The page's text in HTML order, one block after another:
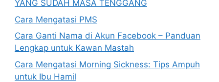
YANG SUDAH MASA TENGGANG
Cara Mengatasi PMS
Cara Ganti Nama di Akun Facebook – Panduan
Lengkap untuk Kawan Mastah
Cara Mengatasi Morning Sickness: Tips Ampuh
untuk Ibu Hamil